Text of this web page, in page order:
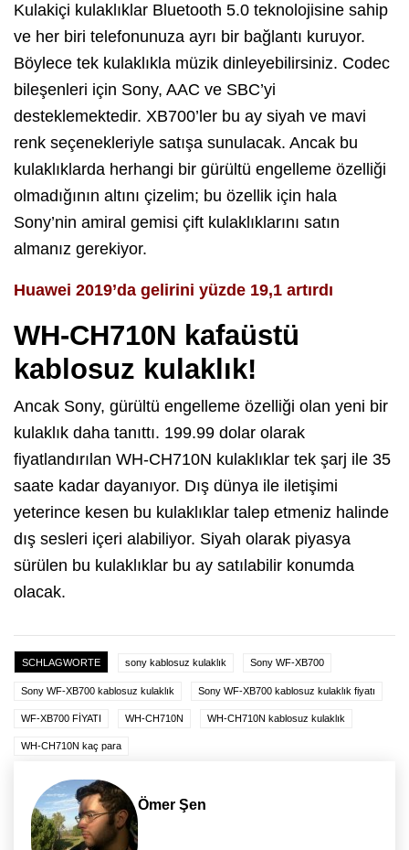
Kulakiçi kulaklıklar Bluetooth 5.0 teknolojisine sahip
ve her biri telefonunuza ayrı bir bağlantı kuruyor.
Böylece tek kulaklıkla müzik dinleyebilirsiniz. Codec
bileşenleri için Sony, AAC ve SBC’yi
desteklemektedir. XB700’ler bu ay siyah ve mavi
renk seçenekleriyle satışa sunulacak. Ancak bu
kulaklıklarda herhangi bir gürültü engelleme özelliği
olmadığının altını çizelim; bu özellik için hala
Sony’nin amiral gemisi çift kulaklıklarını satın
almanız gerekiyor.
Huawei 2019’da gelirini yüzde 19,1 artırdı
WH-CH710N kafaüstü
kablosuz kulaklık!
Ancak Sony, gürültü engelleme özelliği olan yeni bir
kulaklık daha tanıttı. 199.99 dolar olarak
fiyatlandırılan WH-CH710N kulaklıklar tek şarj ile 35
saate kadar dayanıyor. Dış dünya ile iletişimi
yeterince kesen bu kulaklıklar talep etmeniz halinde
dış sesleri içeri alabiliyor. Siyah olarak piyasya
sürülen bu kulaklıklar bu ay satılabilir konumda
olacak.
SCHLAGWORTE sony kablosuz kulaklık Sony WF-XB700
Sony WF-XB700 kablosuz kulaklık Sony WF-XB700 kablosuz kulaklık fiyatı
WF-XB700 FİYATI WH-CH710N WH-CH710N kablosuz kulaklık
WH-CH710N kaç para
Ömer Şen